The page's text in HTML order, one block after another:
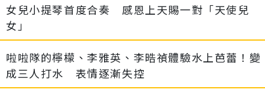
女兒小提琴首度合奏 感恩上天賜一對「天使兒
女」
啦啦隊的檸檬、李雅英、李晧禎體驗水上芭蕾！變
成三人打水 表情逐漸失控